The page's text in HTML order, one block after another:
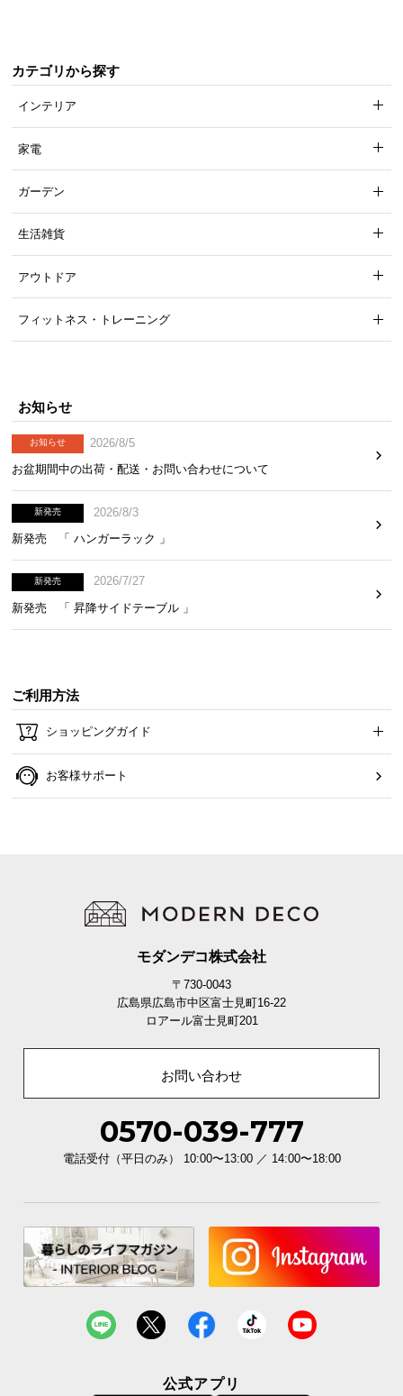
合板や接着剤などは、低ホルムの最高等級F☆☆☆☆を獲得した素材を
カテゴリから探す
インテリア
家電
ガーデン
生活雑貨
アウトドア
フィットネス・トレーニング
お知らせ
お知らせ
2026/8/5
お盆期間中の出荷・配送・お問い合わせについて
新発売
2026/8/3
新発売 「 ハンガーラック 」
新発売
2026/7/27
新発売 「 昇降サイドテーブル 」
ご利用方法
ショッピングガイド
お客様サポート
モダンデコ株式会社
〒730-0043
広島県広島市中区富士見町16-22
ロアール富士見町201
お問い合わせ
0570-039-777
電話受付（平日のみ） 10:00〜13:00 ／ 14:00〜18:00
公式アプリ